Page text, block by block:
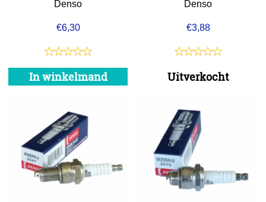
Denso
€6,30
In winkelmand
Denso
€3,88
Uitverkocht